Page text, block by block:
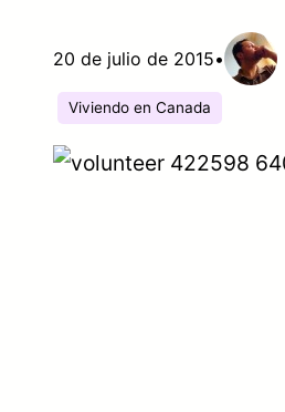
20 de julio de 2015•
Viviendo en Canada